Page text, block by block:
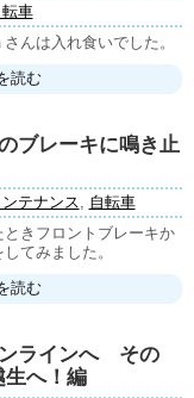
転車
んは入れ食いでした。
読む
ブレーキに鳴き止
ンテナンス
自転車
きフロントブレーキか
てみました。
読む
ラインへ その
へ！編